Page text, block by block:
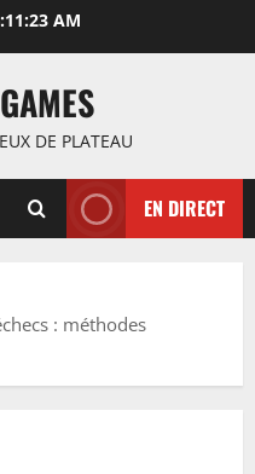
AM
DE PLATEAU
EN DIRECT
: méthodes